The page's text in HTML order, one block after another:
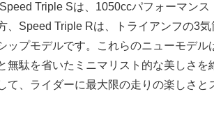
Triple Sは、1050ccパフォーマン
、Speed Triple Rは、トライアンフの3
ップモデルです。これらのニューモデ
無駄を省いたミニマリスト的な美しさ
て、ライダーに最大限の走りの楽しさと